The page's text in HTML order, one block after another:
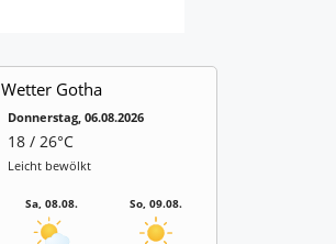
Wetter Gotha
Donnerstag, 06.08.2026
18 / 26°C
Leicht bewölkt
Sa, 08.08. So, 09.08.